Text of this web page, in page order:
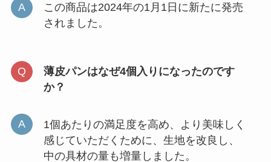
この商品は2024年の1月1日に新たに発売
されました。
薄皮パンはなぜ4個入りになったのです
か？
1個あたりの満足度を高め、より美味しく
感じていただくために、生地を改良し、
中の具材の量も増量しました。